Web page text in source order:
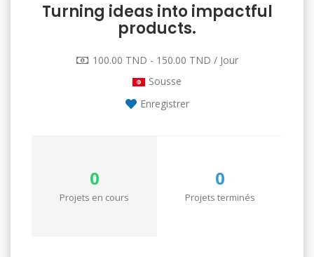
Turning ideas into impactful
products.
100.00 TND - 150.00 TND / Jour
Sousse
Enregistrer
0
Projets en cours
0
Projets terminés